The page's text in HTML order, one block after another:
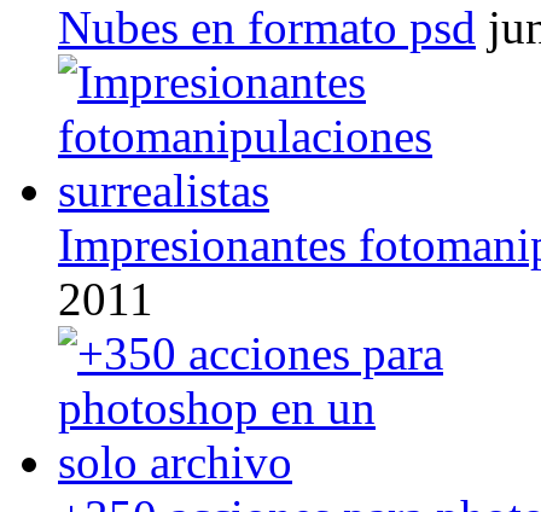
Nubes en formato psd
Impresionantes
2011